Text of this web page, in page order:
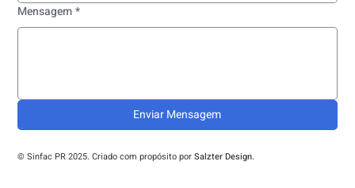
Mensagem *
Enviar Mensagem
© Sinfac PR 2025. Criado com propósito porSalzter Design.